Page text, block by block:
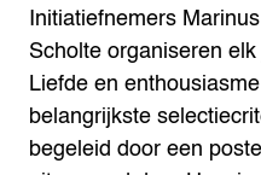
Initiatiefnemers
Scholte organiseren
Liefde en
belangrijkste
begeleid door een